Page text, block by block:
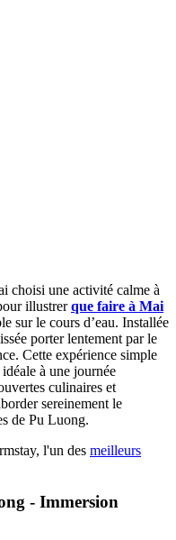
choisi une activité calme à
illustrerque faire à Mai
sur le cours d’eau. Installée
porter lentement par le
Cette expérience simple
à une journée
culinaires et
sereinement le
de Pu Luong.
l'un des meilleurs
- Immersion